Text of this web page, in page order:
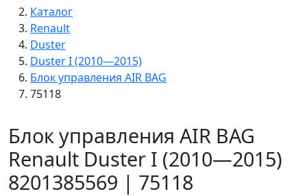
Каталог
Renault
Duster
Duster I (2010—2015)
Блок управления AIR BAG
75118
Блок управления AIR BAG
Renault Duster I (2010—2015)
8201385569 | 75118